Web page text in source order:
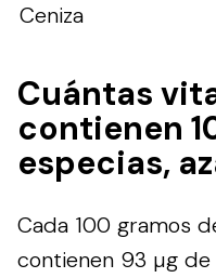
Ceniza
Cuántas
contienen
especias,
Cada 100 gramos
contienen 93 µg de